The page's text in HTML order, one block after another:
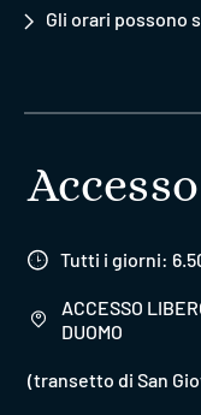
Gli orari possono
Tutti i giorni:
ACCESSO
DUOMO
(transetto di San